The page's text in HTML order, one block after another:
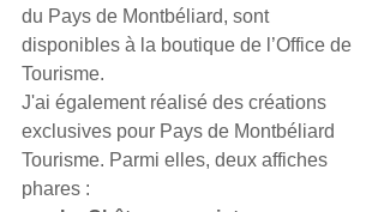
du Pays de Montbéliard, sont
disponibles à la boutique de l’Office de
Tourisme.
J'ai également réalisé des créations
exclusives pour Pays de Montbéliard
Tourisme. Parmi elles, deux affiches
phares :